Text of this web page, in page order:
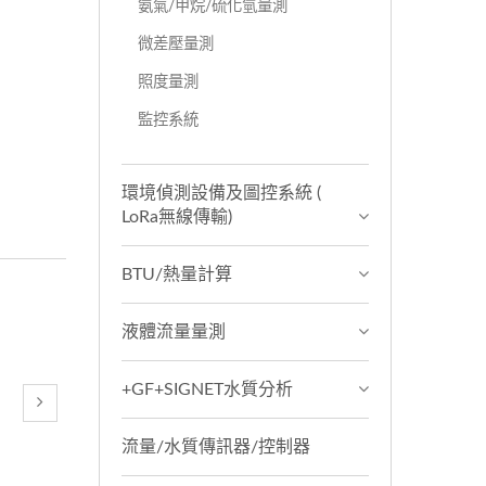
氨氣/甲烷/硫化氫量測
微差壓量測
照度量測
監控系統
環境偵測設備及圖控系統 (
LoRa無線傳輸)
BTU/熱量計算
液體流量量測
+GF+SIGNET水質分析
流量/水質傳訊器/控制器